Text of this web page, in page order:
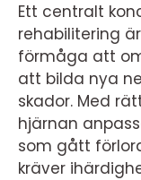
Ett centralt
rehabilitering
förmåga att
att bilda nya
skador. Med
hjärnan
som gått
kräver